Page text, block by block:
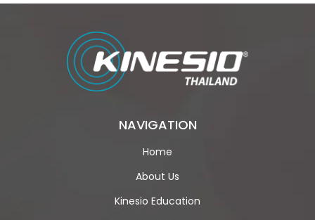
NAVIGATION
Home
About Us
Kinesio Education